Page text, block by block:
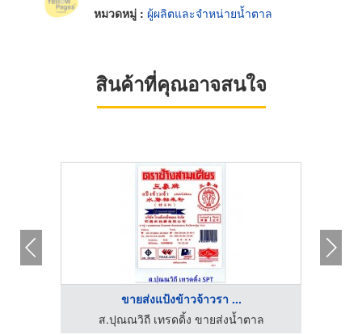
หมวดหมู่ : ผู้ผลิตและจำหน่ายน้ำตาล
สินค้าที่คุณอาจสนใจ
ขายส่งแป้งข้าวจ้าวรา ...
ส.ปุณณวิถี เทรดดิ้ง ขายส่งน้ำตาล